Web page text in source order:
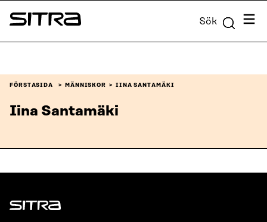
Skip to
content
Sitra Sök Meny
FÖRSTASIDA MÄNNISKOR IINA SANTAMÄKI
Iina Santamäki
Sitra